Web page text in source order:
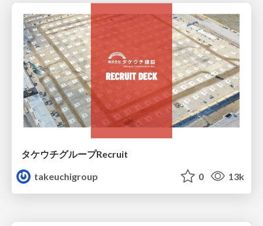
タケウチグループRecruit
takeuchigroup
0 13k